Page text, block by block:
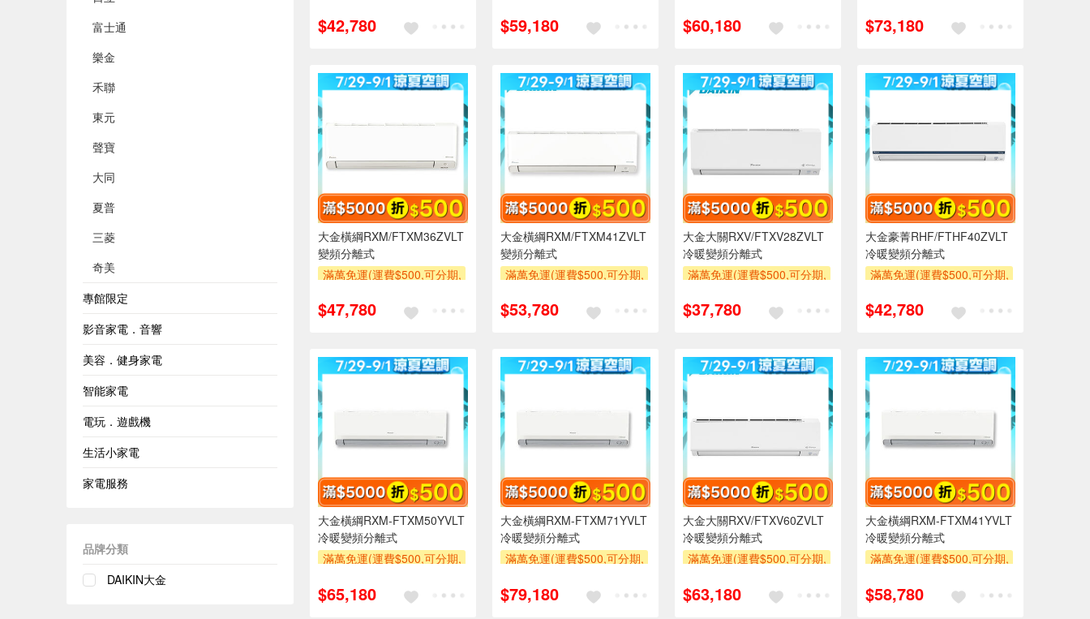
富士通
樂金
禾聯
東元
聲寶
大同
夏普
三菱
奇美
專館限定
影音家電．音響
美容．健身家電
智能家電
電玩．遊戲機
生活小家電
家電服務
品牌分類
DAIKIN大金
萬元及使用6期以上分期0利
$42,780
萬元及使用6期以上分期0利
$59,180
萬元及使用6期以上分期0利
$60,180
萬元及使用6期以上分期0利
$73,180
大金橫綱RXM/FTXM36ZVLT
變頻分離式
滿萬免運(運費$500,可分期,
萬元及使用6期以上分期0利
$47,780
大金橫綱RXM/FTXM41ZVLT
變頻分離式
滿萬免運(運費$500,可分期,
萬元及使用6期以上分期0利
$53,780
大金大關RXV/FTXV28ZVLT
冷暖變頻分離式
滿萬免運(運費$500,可分期,
萬元及使用6期以上分期0利
$37,780
大金豪菁RHF/FTHF40ZVLT
冷暖變頻分離式
滿萬免運(運費$500,可分期,
萬元及使用6期以上分期0利
$42,780
大金橫綱RXM-FTXM50YVLT
冷暖變頻分離式
滿萬免運(運費$500,可分期,
萬元及使用6期以上分期0利
$65,180
大金橫綱RXM-FTXM71YVLT
冷暖變頻分離式
滿萬免運(運費$500,可分期,
萬元及使用6期以上分期0利
$79,180
大金大關RXV/FTXV60ZVLT
冷暖變頻分離式
滿萬免運(運費$500,可分期,
萬元及使用6期以上分期0利
$63,180
大金橫綱RXM-FTXM41YVLT
冷暖變頻分離式
滿萬免運(運費$500,可分期,
萬元及使用6期以上分期0利
$58,780